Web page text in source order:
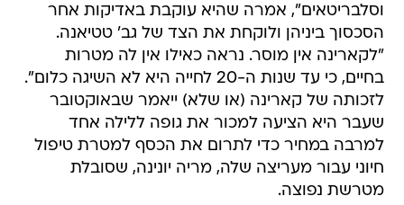
"לקארינה אין מוסר. נראה כאילו אין לה מטרות
בחיים, כי עד שנות ה-20 לחייה היא לא השיגה כלום".
לזכותה של קארינה (או שלא) ייאמר שבאוקטובר
שעבר היא הציעה למכור את גופה ללילה אחד
למרבה במחיר כדי לתרום את הכסף למטרת טיפול
חיוני עבור מעריצה שלה, מריה יונינה, שסובלת
מטרשת נפוצה.
טטיאנה טוענת שקארינה מעתיקה